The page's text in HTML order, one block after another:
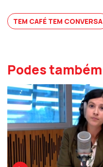
TEM CAFÉ TEM CONVERSA
Podes